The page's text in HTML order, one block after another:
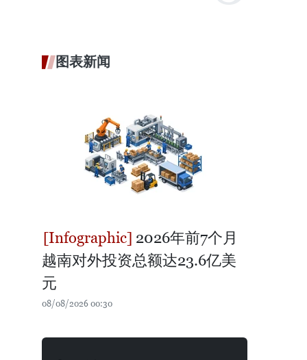
图表新闻
2026年前7个月
越南对外投资总额达23.6亿美
元
08/08/2026 00:30